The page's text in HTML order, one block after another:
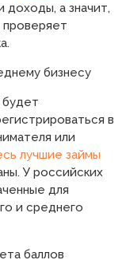
доходы, а значит,
бизнесу
будет
в
или
лучшие займы
У российских
для
и среднего
баллов